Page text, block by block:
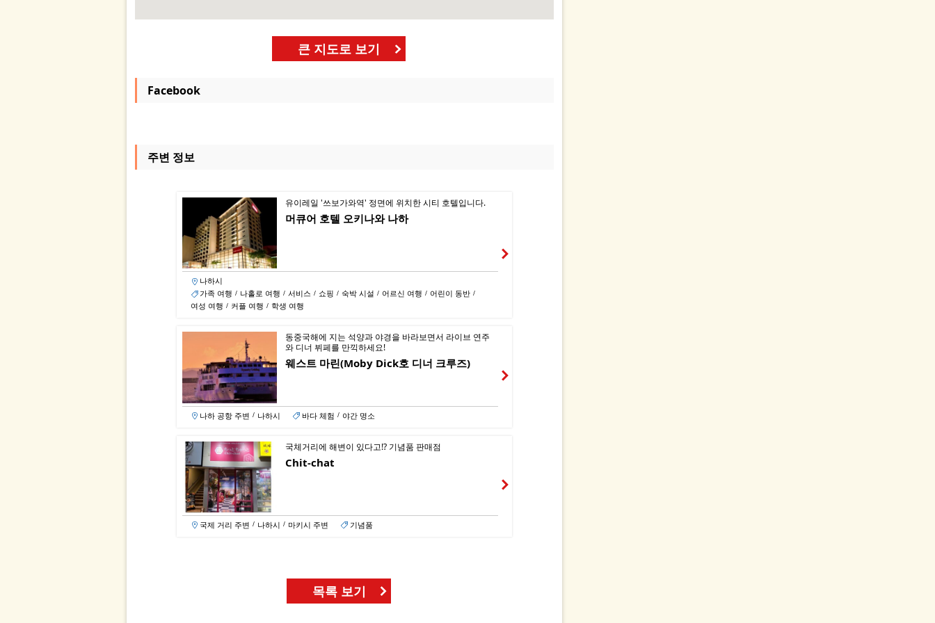
큰 지도로 보기
Facebook
주변 정보
유이레일 '쓰보가와역' 정면에 위치한 시티 호텔입니다.
머큐어 호텔 오키나와 나하
나하시
가족 여행 / 나홀로 여행 / 서비스 / 쇼핑 / 숙박 시설 / 어르신 여행 / 어린이 동반 /
여성 여행 / 커플 여행 / 학생 여행
동중국해에 지는 석양과 야경을 바라보면서 라이브 연주
와 디너 뷔페를 만끽하세요!
웨스트 마린(Moby Dick호 디너 크루즈)
나하 공항 주변 / 나하시 바다 체험 / 야간 명소
국체거리에 해변이 있다고!? 기념품 판매점
Chit-chat
국제 거리 주변 / 나하시 / 마키시 주변 기념품
목록 보기